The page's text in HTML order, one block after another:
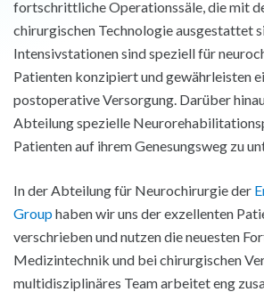
fortschrittliche Operationssäle, die mit
chirurgischen Technologie ausgestattet
Intensivstationen sind speziell für
Patienten konzipiert und gewährleisten
postoperative Versorgung. Darüber
Abteilung spezielle
Patienten auf ihrem Genesungsweg zu
In der Abteilung für Neurochirurgie der
Grouphaben wir uns der exzellenten
verschrieben und nutzen die neuesten
Medizintechnik und bei chirurgischen
multidisziplinäres Team arbeitet eng